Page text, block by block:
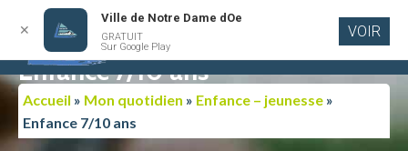
contenu
principal
Enfance 7/10 ans
Accueil » Mon quotidien » Enfance – jeunesse »
Enfance 7/10 ans
✕
Ville de Notre Dame dOe
GRATUIT
Sur Google Play
VOIR